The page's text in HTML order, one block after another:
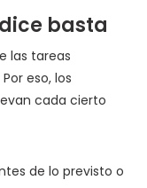
basta
las tareas
eso, los
cada cierto
de lo previsto o